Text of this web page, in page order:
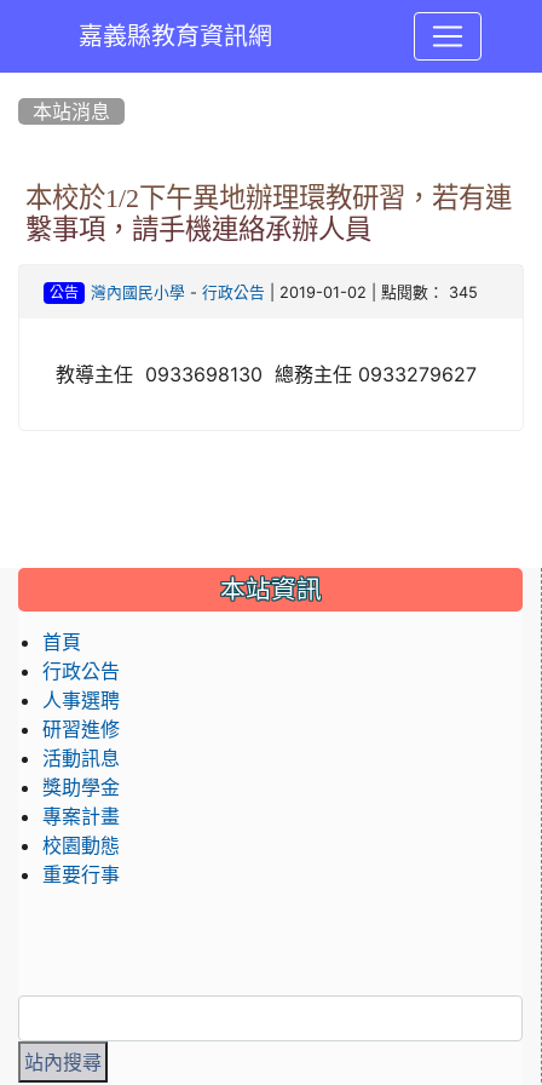
嘉義縣教育資訊網
本站消息
本校於1/2下午異地辦理環教研習，若有連
繫事項，請手機連絡承辦人員
公告 灣內國民小學- 行政公告 | 2019-01-02 | 點閱數： 345
教導主任 0933698130 總務主任 0933279627
::: 本站資訊
首頁
行政公告
人事選聘
研習進修
活動訊息
獎助學金
專案計畫
校園動態
重要行事